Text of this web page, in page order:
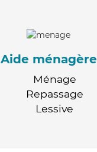
Aide ménagère
Ménage
Repassage
Lessive